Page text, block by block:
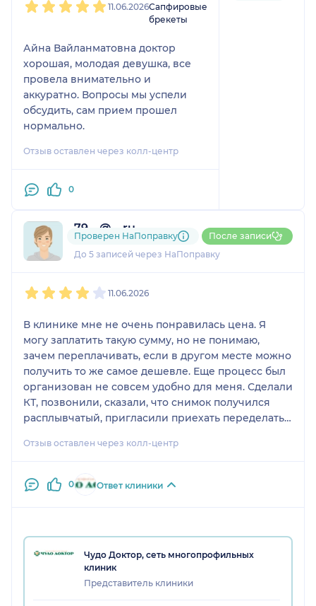
11.06.2026Сапфировые
брекеты
Айна Вайланматовна доктор
хорошая, молодая девушка, все
провела внимательно и
аккуратно. Вопросы мы успели
обсудить, сам прием прошел
нормально.
Отзыв оставлен через колл-центр
0
79....@....ru
2 отзыва
До 5 записей через НаПоправку
Проверен НаПоправку После записи
11.06.2026
В клинике мне не очень понравилась цена. Я
могу заплатить такую сумму, но не понимаю,
зачем переплачивать, если в другом месте можно
получить то же самое дешевле. Еще процесс был
организован не совсем удобно для меня. Сделали
КТ, позвонили, сказали, что снимок получился
расплывчатый, пригласили приехать переделать.
установку брекетов.
Отзыв оставлен через колл-центр
0 Ответ клиники
Чудо Доктор, сеть многопрофильных
клиник
Представитель клиники